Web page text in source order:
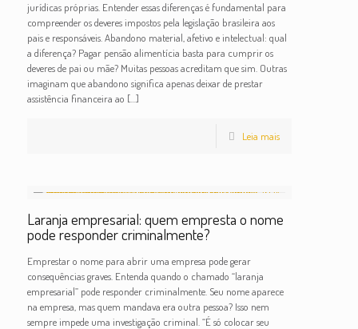
jurídicas próprias. Entender essas diferenças é fundamental para
compreender os deveres impostos pela legislação brasileira aos
pais e responsáveis. Abandono material, afetivo e intelectual: qual
a diferença? Pagar pensão alimentícia basta para cumprir os
deveres de pai ou mãe? Muitas pessoas acreditam que sim. Outras
imaginam que abandono significa apenas deixar de prestar
assistência financeira ao […]
Leia mais
Laranja empresarial: quem empresta o nome
pode responder criminalmente?
Emprestar o nome para abrir uma empresa pode gerar
consequências graves. Entenda quando o chamado “laranja
empresarial” pode responder criminalmente. Seu nome aparece
na empresa, mas quem mandava era outra pessoa? Isso nem
sempre impede uma investigação criminal. “É só colocar seu